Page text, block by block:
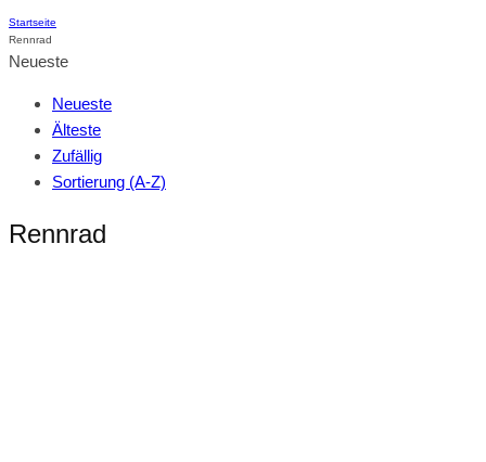
Startseite
Rennrad
Neueste
Neueste
Älteste
Zufällig
Sortierung (A-Z)
Rennrad